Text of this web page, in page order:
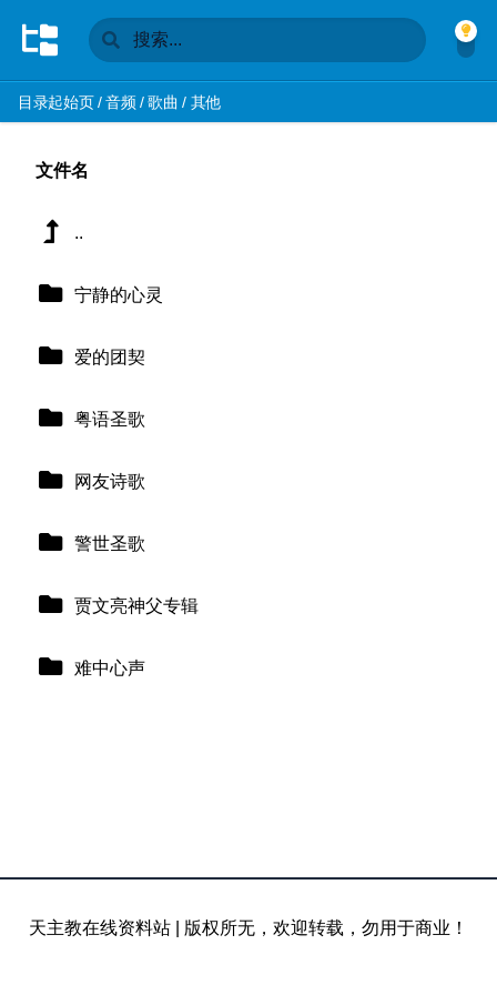
目录起始页/音频/歌曲 / 其他
文件名
..
宁静的心灵
爱的团契
粤语圣歌
网友诗歌
警世圣歌
贾文亮神父专辑
难中心声
天主教在线资料站 版权所无，欢迎转载，勿用于商业！